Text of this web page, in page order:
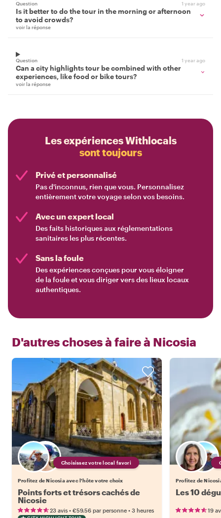
Question 1 year ago
Is it better to do the tour in the morning or afternoon
to avoid crowds?
voir la réponse
Question 1 year ago
Can a city highlights tour be combined with other
experiences, like food or bike tours?
voir la réponse
Les expériences Withlocals
sont toujours
Privé et personnalisé
Pas d'inconnus, rien que vous. Personnalisez
entièrement votre voyage selon vos besoins.
Avec un expert local
Des faits historiques aux réglementations
sanitaires les plus récentes.
Sans la foule
Des expériences conçues pour vous éloigner
de la foule et vous diriger vers des lieux locaux
authentiques.
D'autres choses à faire à Nicosia
Choisissez votre local favori
Profitez de Nicosia avec l'hôte votre choix
Points forts et trésors cachés de
Nicosie
23 avis • €59.56 par personne • 3 heures
Profitez de
Les 10
19